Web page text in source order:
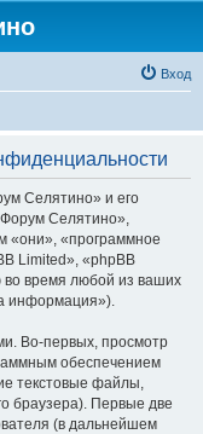
Вход
Селятино» и его
Селятино»,
«они», «программное
Limited», «phpBB
время любой из ваших
информация»).
Во-первых, просмотр
обеспечением
текстовые файлы,
браузера). Первые две
(в дальнейшем